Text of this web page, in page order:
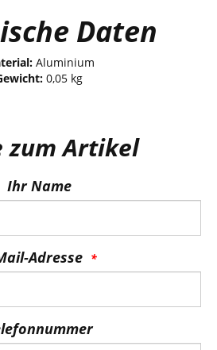
Daten
Aluminium
0,05 kg
zum Artikel
Ihr Name
Adresse